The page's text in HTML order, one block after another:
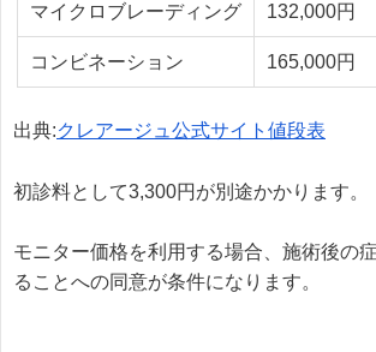
マイクロブレーディング 132,000円
コンビネーション 165,000円
出典:クレアージュ公式サイト値段表
初診料として3,300円が別途かかります。
モニター価格を利用する場合、施術後の
ることへの同意が条件になります。